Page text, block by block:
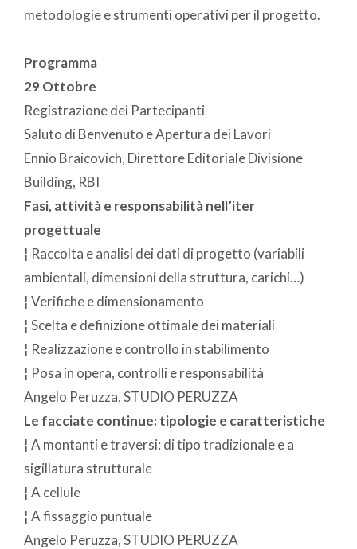
metodologie e strumenti operativi per il progetto.
Programma
29 Ottobre
Registrazione dei Partecipanti
Saluto di Benvenuto e Apertura dei Lavori
Ennio Braicovich, Direttore Editoriale Divisione
Building, RBI
Fasi, attività e responsabilità nell’iter
progettuale
¦ Raccolta e analisi dei dati di progetto (variabili
ambientali, dimensioni della struttura, carichi…)
¦ Verifiche e dimensionamento
¦ Scelta e definizione ottimale dei materiali
¦ Realizzazione e controllo in stabilimento
¦ Posa in opera, controlli e responsabilità
Angelo Peruzza, STUDIO PERUZZA
Le facciate continue: tipologie e caratteristiche
¦ A montanti e traversi: di tipo tradizionale e a
sigillatura strutturale
¦ A cellule
¦ A fissaggio puntuale
Angelo Peruzza, STUDIO PERUZZA